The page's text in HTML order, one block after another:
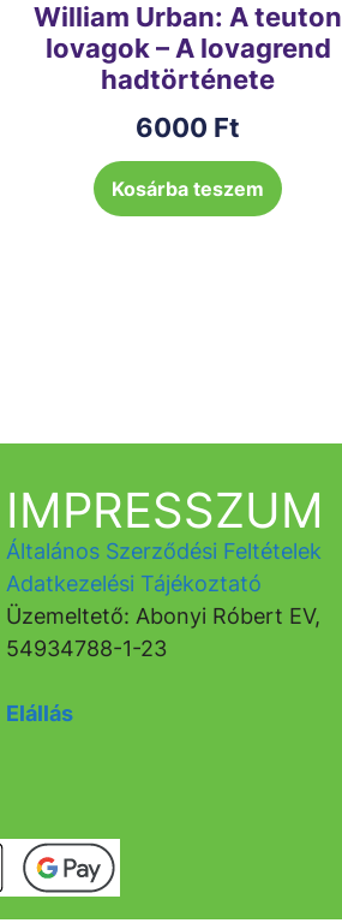
William Urban: A teuton
lovagok – A lovagrend
hadtörténete
6000 Ft
Kosárba teszem
IMPRESSZUM
Általános Szerződési Feltételek
Adatkezelési Tájékoztató
Üzemeltető: Abonyi Róbert EV,
54934788-1-23
Elállás